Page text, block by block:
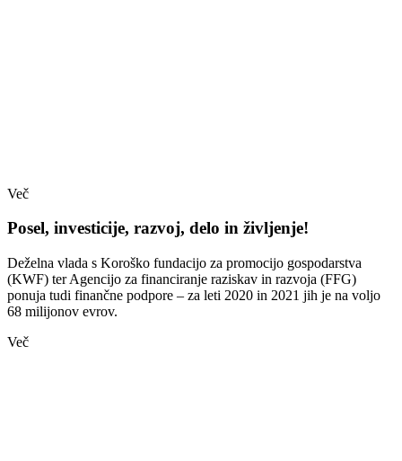
Več
Posel, investicije, razvoj, delo in življenje!
Deželna vlada s Koroško fundacijo za promocijo gospodarstva
(KWF) ter Agencijo za financiranje raziskav in razvoja (FFG)
ponuja tudi finančne podpore – za leti 2020 in 2021 jih je na voljo
68 milijonov evrov.
Več